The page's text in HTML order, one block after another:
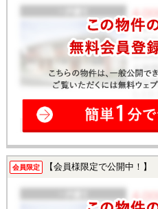
会員限定 【会員様限定で公開中！】